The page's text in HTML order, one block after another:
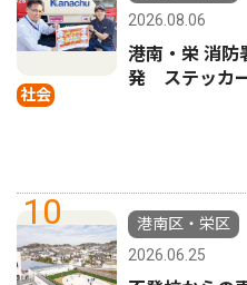
社会
2026.08.06
港南・栄 消
発 ステッカ
10
港南区・栄区
2026.06.25